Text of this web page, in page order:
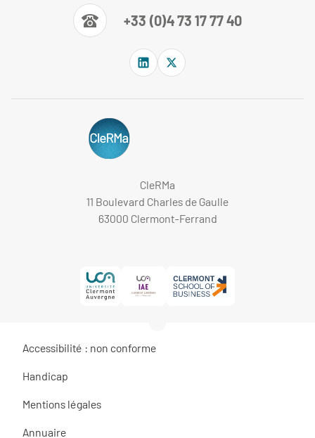
+33 (0)4 73 17 77 40
CleRMa
11 Boulevard Charles de Gaulle
63000 Clermont-Ferrand
Accessibilité : non conforme
Handicap
Mentions légales
Annuaire